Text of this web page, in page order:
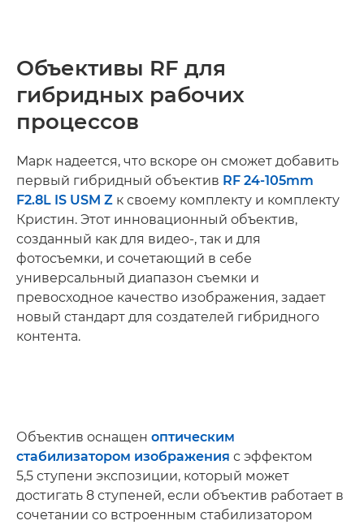
Объективы RF для
гибридных рабочих
процессов
Марк надеется, что вскоре он сможет добавить
первый гибридный объектив RF 24-105mm
F2.8L IS USM Z к своему комплекту и комплекту
Кристин. Этот инновационный объектив,
созданный как для видео-, так и для
фотосъемки, и сочетающий в себе
универсальный диапазон съемки и
превосходное качество изображения, задает
новый стандарт для создателей гибридного
контента.
Объектив оснащен оптическим
стабилизатором изображения с эффектом
5,5 ступени экспозиции, который может
достигать 8 ступеней, если объектив работает в
сочетании со встроенным стабилизатором